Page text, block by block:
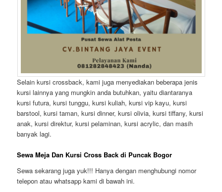
Selain kursi crossback, kami juga menyediakan beberapa jenis
kursi lainnya yang mungkin anda butuhkan, yaitu diantaranya
kursi futura, kursi tunggu, kursi kuliah, kursi vip kayu, kursi
barstool, kursi taman, kursi dinner, kursi olivia, kursi tiffany, kursi
anak, kursi direktur, kursi pelaminan, kursi acrylic, dan masih
banyak lagi.
Sewa Meja Dan Kursi Cross Back di Puncak Bogor
Sewa sekarang juga yuk!!! Hanya dengan menghubungi nomor
telepon atau whatsapp kami di bawah ini.